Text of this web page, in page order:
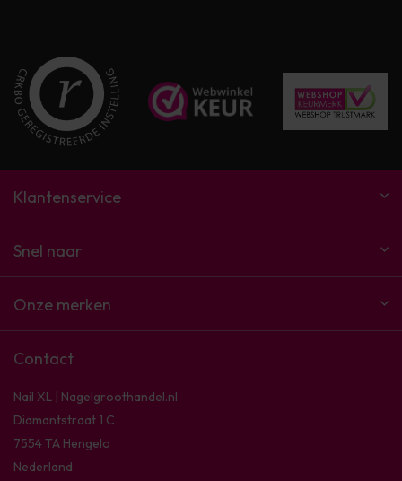
Klantenservice
Snel naar
Onze merken
Contact
Nail XL | Nagelgroothandel.nl
Diamantstraat 1 C
7554 TA Hengelo
Nederland